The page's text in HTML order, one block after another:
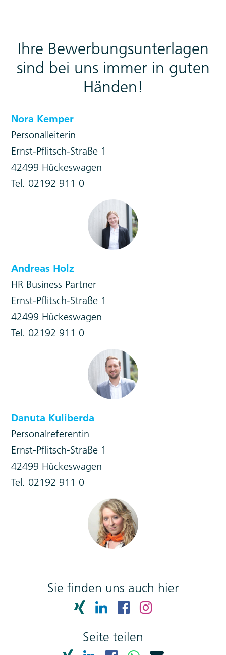
Ihre Bewerbungsunterlagen
sind bei uns immer in guten
Händen!
Nora Kemper
Personalleiterin
Ernst-Pflitsch-Straße 1
42499 Hückeswagen
Tel. 02192 911 0
Andreas Holz
HR Business Partner
Ernst-Pflitsch-Straße 1
42499 Hückeswagen
Tel. 02192 911 0
Danuta Kuliberda
Personalreferentin
Ernst-Pflitsch-Straße 1
42499 Hückeswagen
Tel. 02192 911 0
Sie finden uns auch hier
Seite teilen